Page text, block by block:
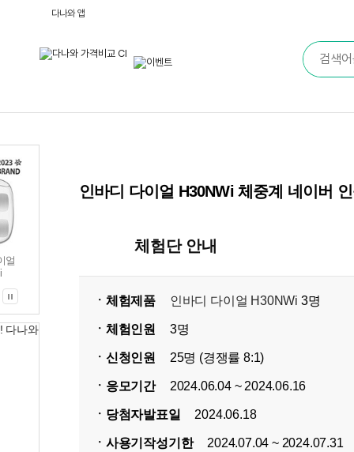
다나와 앱
얼
인바디 다이얼 H30NWi 체중계 네이버
체험단 안내
ㆍ체험제품 인바디 다이얼 H30NWi 3명
ㆍ체험인원 3명
ㆍ신청인원 25명 (경쟁률 8:1)
ㆍ응모기간 2024.06.04 ~ 2024.06.16
ㆍ당첨자발표일 2024.06.18
ㆍ사용기작성기한 2024.07.04 ~ 2024.07.31